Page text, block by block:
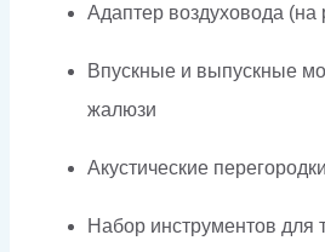
Адаптер воздуховода (на
Впускные и выпускные
жалюзи
Акустические
Набор инструментов для